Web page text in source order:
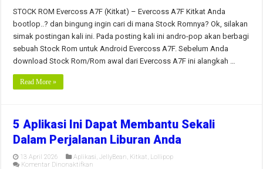
ROM
Evercoss
A7F
(Kitkat)
dan
Cara
Installnya
STOCK ROM Evercoss A7F (Kitkat) – Evercoss A7F Kitkat Anda
bootlop..? dan bingung ingin cari di mana Stock Romnya? Ok, silakan
simak postingan kali ini. Pada posting kali ini andro-pop akan berbagi
sebuah Stock Rom untuk Android Evercoss A7F. Sebelum Anda
download Stock Rom/Rom awal dari Evercoss A7F ini alangkah …
Read More »
5 Aplikasi Ini Dapat Membantu Sekali
Dalam Perjalanan Liburan Anda
13 April 2026 Aplikasi,JellyBean, Kitkat, Lollipop
Komentar Dinonaktifkan